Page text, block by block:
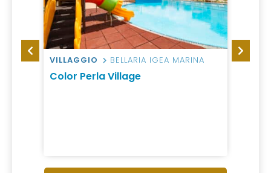
VILLAGGIO BELLARIA IGEA MARINA
Color Perla Village